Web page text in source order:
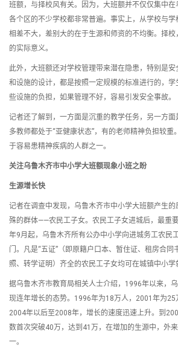
班额，与择校风有关。因为，大班额并不仅仅集中
各个区的不少学校都非常普遍。事实上，从学校与学
相差不大，差别大的在于生源和师资的不均衡。择
的实际意义。
此外，大班额还对学校管理带来潜在隐患，特别是
和设施的设计，都是按照一定规模的标准进行的，
些设施的负担，如果管理不好，容易引发安全事故。
记者还了解到，一方面是沉重的教学任务，另一方
多教师都处于“亚健康状态”，有的老师精神负担较
于容易患精神疾病的人群之一。
关注乌鲁木齐市中小学大班额现象小班之盼
生源增长快
记者在调查中发现，乌鲁木齐市中小学大班额产生
殊的群体——农民工子女。农民工子女进城后，最重
年9月起，乌鲁木齐所有公办中小学向进城务工农民
门。凡是“五证”（即原籍户口本、暂住证、租房合
照、转学证明）齐全的农民工子女均可在城镇中小学
据乌鲁木齐市教育局相关人士介绍，1996年以来，
现连年增长的态势。1996年为18万人，2001年为25
2004年以后至2008年，增长的速度迅速上升。到
数首次突破40万，达到41万，在增加的生源中，外
一。